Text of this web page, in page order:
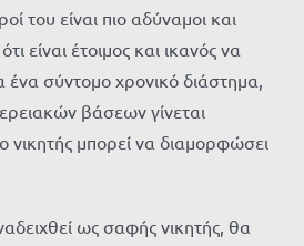
του είναι πιο αδύναμοι και
είναι έτοιμος και ικανός να
ένα σύντομο χρονικό διάστημα,
βάσεων γίνεται
νικητής μπορεί να διαμορφώσει
ως σαφής νικητής, θα